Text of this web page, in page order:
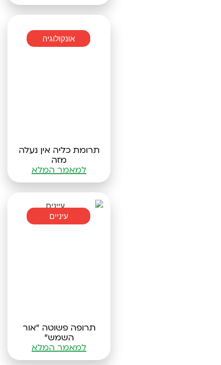
אונקולוגיה
תרומת כליה אין נעלה
מזה
למאמר המלא
עיניים
תרופה פשוטה "אור
השמש"
למאמר המלא